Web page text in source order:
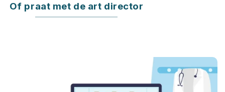
Of praat met de art director